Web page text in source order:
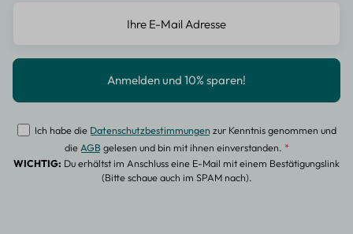
Ich habe die Datenschutzbestimmungenzur Kenntnis genommen und
dieAGBgelesen und bin mit ihnen einverstanden. *
WICHTIG: Du erhältst im Anschluss eine E-Mail mit einem Bestätigungslink
(Bitte schaue auch im SPAM nach).